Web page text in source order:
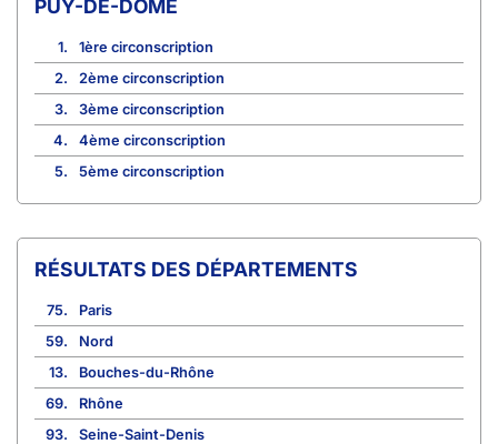
PUY-DE-DÔME
1.
1ère circonscription
2.
2ème circonscription
3.
3ème circonscription
4.
4ème circonscription
5.
5ème circonscription
RÉSULTATS DES DÉPARTEMENTS
75.
Paris
59.
Nord
13.
Bouches-du-Rhône
69.
Rhône
93.
Seine-Saint-Denis